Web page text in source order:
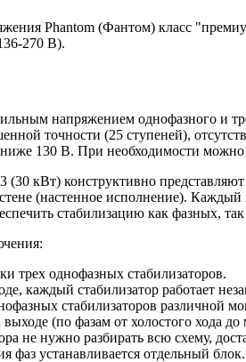
Phantom (Фантом) класс
270 В).
напряжением однофазного
точности (25 ступеней),
130 В. При необходимости
(30 кВт) конструктивно
(настенное исполнение).
стабилизацию как фазных,
трех однофазных стабилизаторов.
каждый стабилизатор работает
стабилизаторов различной
(по фазам от холостого хода
не нужно разбирать всю схему,
фаз устанавливается отдельный